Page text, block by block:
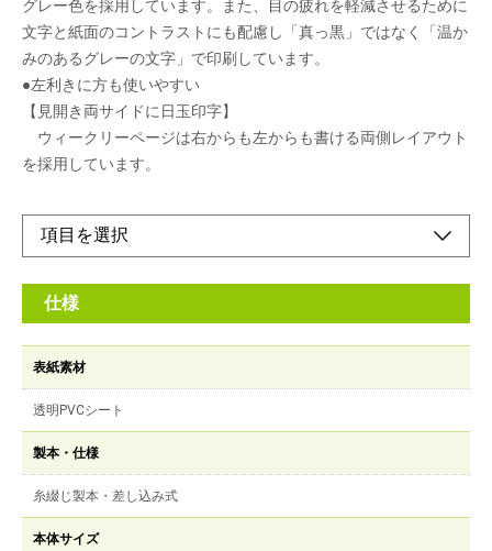
グレー色を採用しています。また、目の疲れを軽減させるために
文字と紙面のコントラストにも配慮し「真っ黒」ではなく「温か
みのあるグレーの文字」で印刷しています。
●左利きに方も使いやすい
【見開き両サイドに日玉印字】
ウィークリーページは右からも左からも書ける両側レイアウト
を採用しています。
仕様
表紙素材
透明PVCシート
製本・仕様
糸綴じ製本・差し込み式
本体サイズ